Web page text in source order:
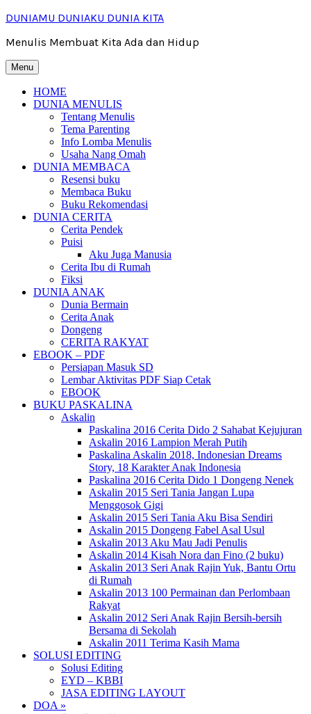
Skip
content
DUNIAMU DUNIAKU DUNIA KITA
Menulis Membuat Kita Ada dan Hidup
Menu
HOME
DUNIA MENULIS
Tentang Menulis
Tema Parenting
Info Lomba Menulis
Usaha Nang Omah
DUNIA MEMBACA
Resensi buku
Membaca Buku
Buku Rekomendasi
DUNIA CERITA
Cerita Pendek
Puisi
Aku Juga Manusia
Cerita Ibu di Rumah
Fiksi
DUNIA ANAK
Dunia Bermain
Cerita Anak
Dongeng
CERITA RAKYAT
EBOOK – PDF
Persiapan Masuk SD
Lembar Aktivitas PDF Siap Cetak
EBOOK
BUKU PASKALINA
Askalin
Paskalina 2016 Cerita Dido 2 Sahabat Kejujuran
Askalin 2016 Lampion Merah Putih
Paskalina Askalin 2018, Indonesian Dreams
Story, 18 Karakter Anak Indonesia
Paskalina 2016 Cerita Dido 1 Dongeng Nenek
Askalin 2015 Seri Tania Jangan Lupa
Menggosok Gigi
Askalin 2015 Seri Tania Aku Bisa Sendiri
Askalin 2015 Dongeng Fabel Asal Usul
Askalin 2013 Aku Mau Jadi Penulis
Askalin 2014 Kisah Nora dan Fino (2 buku)
Askalin 2013 Seri Anak Rajin Yuk, Bantu Ortu
di Rumah
Askalin 2013 100 Permainan dan Perlombaan
Rakyat
Askalin 2012 Seri Anak Rajin Bersih-bersih
Bersama di Sekolah
Askalin 2011 Terima Kasih Mama
SOLUSI EDITING
Solusi Editing
EYD – KBBI
JASA EDITING LAYOUT
DOA »